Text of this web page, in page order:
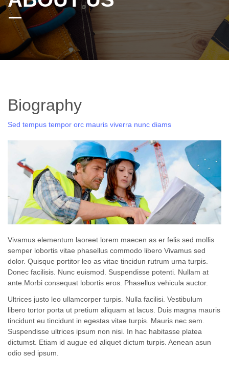
Biography
Sed tempus tempor orc mauris viverra nunc diams
Vivamus elementum laoreet lorem maecen as er felis sed mollis
semper lobortis vitae phasellus commodo libero Vivamus sed
dolor. Quisque portitor leo as vitae tincidun rutrum urna turpis.
Donec facilisis. Nunc euismod. Suspendisse potenti. Nullam at
ante.Morbi consequat lobortis eros. Phasellus vehicula auctor.
Ultrices justo leo ullamcorper turpis. Nulla facilisi. Vestibulum
libero tortor porta ut pretium aliquam at lacus. Duis magna mauris
tincidunt eu tincidunt in egestas vitae turpis. Mauris nec sem.
Suspendisse ultrices ipsum non nisi. In hac habitasse platea
dictumst. Etiam id augue ed aliquet dictum turpis. Aenean asun
odio sed ipsum.